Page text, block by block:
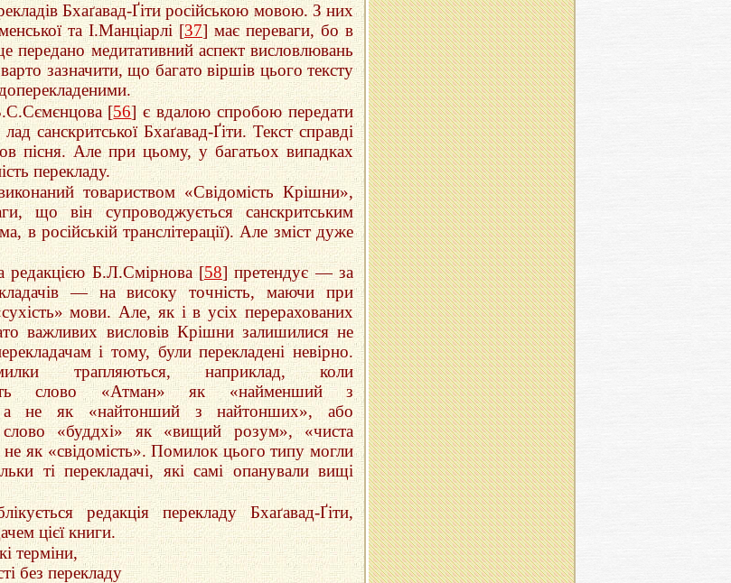
Бхаґавад-Ґіти російською мовою. З них
та І.Манціарлі [37] має переваги, бо в
передано медитативний аспект висловлювань
зазначити, що багато віршів цього тексту
[56] є вдалою спробою передати
санскритської Бхаґавад-Ґіти. Текст справді
пісня. Але при цьому, у багатьох випадках
перекладу.
товариством «Свідомість Крішни»,
що він супроводжується санскритським
в російській транслітерації). Але зміст дуже
редакцією Б.Л.Смірнова [58] претендує — за
— на високу точність, маючи при
мови. Але, як і в усіх перерахованих
важливих висловів Крішни залишилися не
і тому, були перекладені невірно.
трапляються, наприклад, коли
слово «Атман» як «найменший з
а не як «найтонший з найтонших», або
слово «буддхі» як «вищий розум», «чиста
не як «свідомість». Помилок цього типу могли
ті перекладачі, які самі опанували вищі
редакція перекладу Бхаґавад-Ґіти,
цієї книги.
терміни,
без перекладу